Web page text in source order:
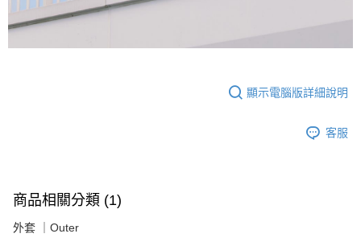
顯示電腦版詳細說明
客服
商品相關分類 (1)
外套 ｜Outer